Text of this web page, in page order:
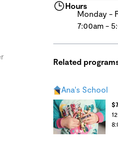
Hours
Monday -
7:00am -
Related
Ana's School